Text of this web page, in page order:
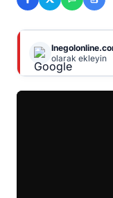
olarak ekleyin